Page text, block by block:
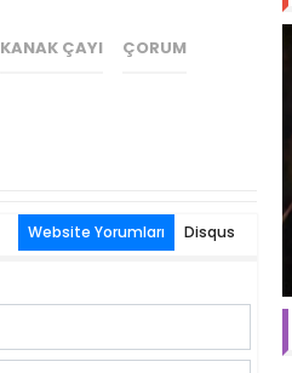
KANAK ÇAYI ÇORUM
Website Yorumları Disqus